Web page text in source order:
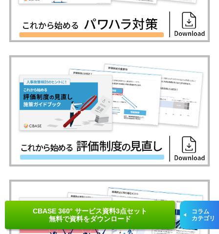
CBASE 360° サービス資料3点セット
無料で資料をダウンロード
コラム
カテゴリ